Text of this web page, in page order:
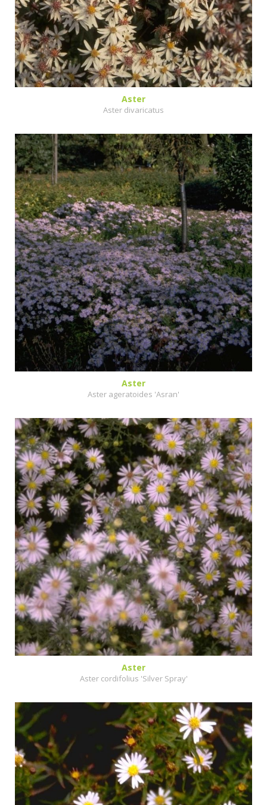
Aster
Aster divaricatus
Aster
Aster ageratoides 'Asran'
Aster
Aster cordifolius 'Silver Spray'